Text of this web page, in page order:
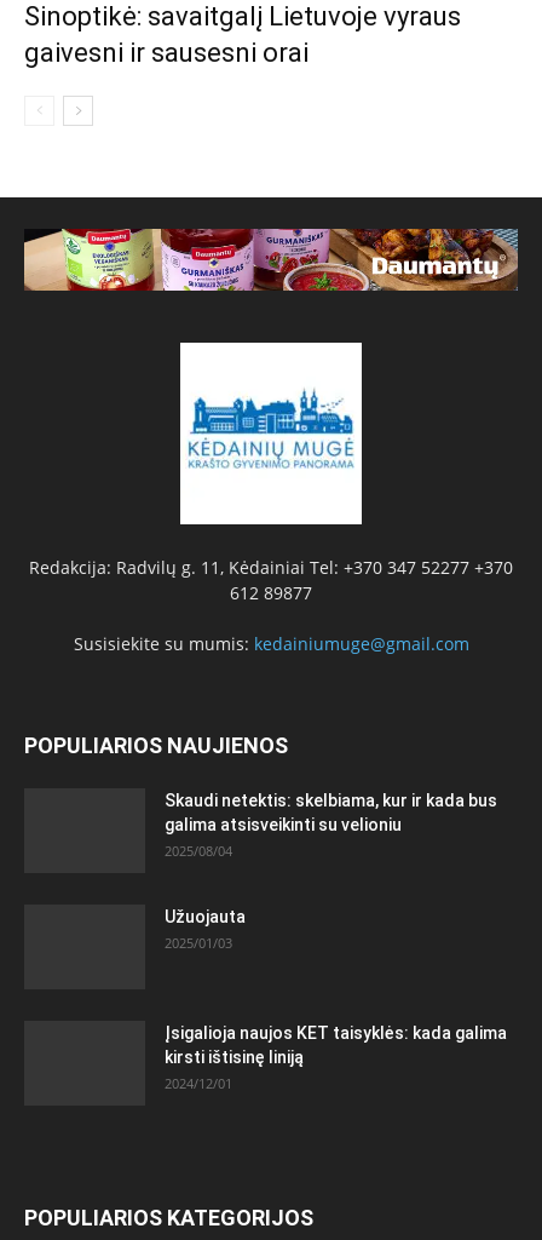
Sinoptikė: savaitgalį Lietuvoje vyraus
gaivesni ir sausesni orai
Redakcija: Radvilų g. 11, Kėdainiai Tel: +370 347 52277 +370
612 89877
Susisiekite su mumis: kedainiumuge@gmail.com
POPULIARIOS NAUJIENOS
Skaudi netektis: skelbiama, kur ir kada bus
galima atsisveikinti su velioniu
2025/08/04
Užuojauta
2025/01/03
Įsigalioja naujos KET taisyklės: kada galima
kirsti ištisinę liniją
2024/12/01
POPULIARIOS KATEGORIJOS